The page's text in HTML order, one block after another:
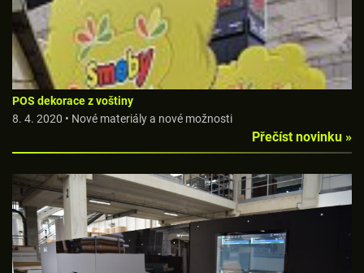
POS dekorace z voštiny
8. 4. 2020 • Nové materiály a nové možnosti
Přečíst novinku »